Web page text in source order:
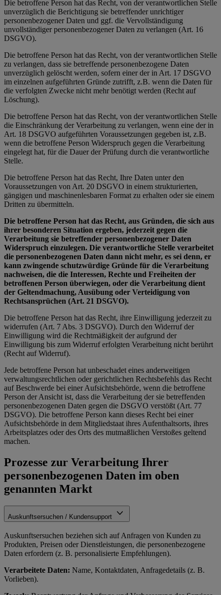
Die betroffene Person hat das Recht, von der verantwortlichen Stelle
unverzüglich die Berichtigung sie betreffender unrichtiger
personenbezogener Daten und ggf. die Vervollständigung
unvollständiger personenbezogener Daten zu verlangen (Art. 16
DSGVO).
Die betroffene Person hat das Recht, von der verantwortlichen Stelle
zu verlangen, dass sie betreffende personenbezogene Daten
unverzüglich gelöscht werden, sofern einer der in Art. 17 DSGVO
im einzelnen aufgeführten Gründe zutrifft, z.B. wenn die Daten für
die verfolgten Zwecke nicht mehr benötigt werden (Recht auf
Löschung).
Die betroffene Person hat das Recht, von der verantwortlichen Stelle
die Einschränkung der Verarbeitung zu verlangen, wenn eine der in
Art. 18 DSGVO aufgeführten Voraussetzungen gegeben ist, z.B.
wenn die betroffene Person Widerspruch gegen die Verarbeitung
eingelegt hat, für die Dauer der Prüfung durch die verantwortliche
Stelle.
Die betroffene Person hat das Recht, Ihre Daten unter den
Voraussetzungen von Art. 20 DSGVO in einem strukturierten,
gängigen und maschinenlesbaren Format zu erhalten oder sie einem
Dritten zu übermitteln.
Die betroffene Person hat das Recht, aus Gründen, die sich aus
ihrer besonderen Situation ergeben, jederzeit gegen die
Verarbeitung sie betreffender personenbezogener Daten
Widerspruch einzulegen. Die verantwortliche Stelle verarbeitet
die personenbezogenen Daten dann nicht mehr, es sei denn, er
kann zwingende schutzwürdige Gründe für die Verarbeitung
nachweisen, die die Interessen, Rechte und Freiheiten der
betroffenen Person überwiegen, oder die Verarbeitung dient
der Geltendmachung, Ausübung oder Verteidigung von
Rechtsansprüchen (Art. 21 DSGVO).
Die betroffene Person hat das Recht, ihre Einwilligung jederzeit zu
widerrufen (Art. 7 Abs. 3 DSGVO). Durch den Widerruf der
Einwilligung wird die Rechtmäßigkeit der aufgrund der
Einwilligung bis zum Widerruf erfolgten Verarbeitung nicht berührt
(Recht auf Widerruf).
Jede betroffene Person hat unbeschadet eines anderweitigen
verwaltungsrechtlichen oder gerichtlichen Rechtsbefehls das Recht
auf Beschwerde bei einer Aufsichtsbehörde, wenn die betroffene
Person der Ansicht ist, dass die Verarbeitung der sie betreffenden
personenbezogenen Daten gegen die DSGVO verstößt (Art. 77
DSGVO). Die betroffene Person kann dieses Recht bei einer
Aufsichtsbehörde in dem Mitgliedstaat ihres Aufenthaltsorts, ihres
Arbeitsplatzes oder des Orts des mutmaßlichen Verstoßes geltend
machen.
Prozesse zur Verarbeitung Ihrer
personenbezogenen Daten im oben
genannten Markt
Auskunftsersuchen / Kundensupport
Auskunftsersuchen beziehen sich auf Anfragen von Kunden zu
Produkten, Preisen oder Dienstleistungen, die personenbezogene
Daten erfordern (z. B. personalisierte Empfehlungen).
Verarbeitete Daten: Name, Kontaktdaten, Anfragedetails (z. B.
Vorlieben).